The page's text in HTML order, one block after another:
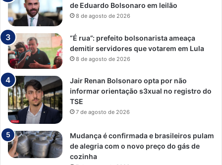
de Eduardo Bolsonaro em leilão
8 de agosto de 2026
“É rua”: prefeito bolsonarista ameaça
demitir servidores que votarem em Lula
8 de agosto de 2026
Jair Renan Bolsonaro opta por não
informar orientação s3xual no registro do
TSE
7 de agosto de 2026
Mudança é confirmada e brasileiros pulam
de alegria com o novo preço do gás de
cozinha